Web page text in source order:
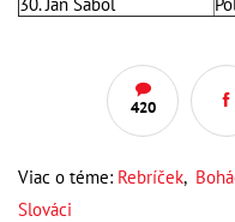
420
Viac o téme: Rebríček,
Slováci